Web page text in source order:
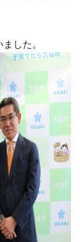
した。